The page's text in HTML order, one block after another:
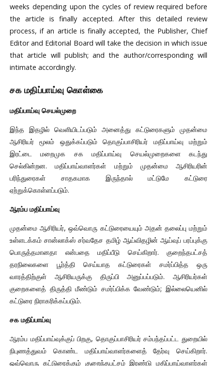
weeks depending upon the cycles of review required before
the article is finally accepted. After this detailed review
process, if an article is finally accepted, the Publisher, Chief
Editor and Editorial Board will take the decision in which issue
that article will publish; and the author/corresponding will
intimate accordingly.
சக மதிப்பாய்வு கொள்கை
மதிப்பாய்வு செயல்முறை
இந்த இதழில் வெளியிடப்படும் அனைத்து கட்டுரைகளும் முதன்மை
ஆசிரியர் மூலம் ஒதுக்கப்படும் தொகுப்பாசிரியர் மதிப்பாய்வு மற்றும்
இரட்டை மறைமுக சக மதிப்பாய்வு செயல்முறைகளை கடந்து
செல்கின்றன. மதிப்பாய்வாளர்கள் மற்றும் முதன்மை ஆசிரியரின்
பரிந்துரைகள் சாதகமாக இருந்தால் மட்டுமே கட்டுரை
ஏற்றுக்கொள்ளப்படும்.
ஆரம்ப மதிப்பாய்வு
முதன்மை ஆசிரியர், ஒவ்வொரு கட்டுரையையும் அதன் தலைப்பு மற்றும்
உள்ளடக்கம் சான்லாக்ஸ் சர்வதேச தமிழ் ஆய்விதழின் ஆய்வுப் பரப்புக்கு
பொருத்தமானதா என்பதை மதிப்பீடு செய்கிறார். குறைந்தபட்சத்
தரநிலைகளை பூர்த்தி செய்யாத கட்டுரைகள் சமர்ப்பித்த ஒரு
வாரத்திற்குள் ஆசிரியருக்கு திருப்பி அனுப்பப்படும். ஆசிரியர்கள்
குறைகளைத் திருத்தி மீண்டும் சமர்ப்பிக்க வேண்டும்; இல்லையெனில்
கட்டுரை நிராகரிக்கப்படும்.
சக மதிப்பாய்வு
ஆரம்ப மதிப்பாய்வுக்குப் பிறகு, தொகுப்பாசிரியர் சம்பந்தப்பட்ட துறையில்
நிபுணத்துவம் கொண்ட மதிப்பாய்வாளர்களைத் தேர்வு செய்கிறார்.
ஒவ்வொரு கட்டுரைக்கும் குறைந்தபட்சம் இரண்டு மதிப்பாய்வாளர்கள்